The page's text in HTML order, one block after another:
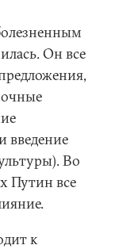
Он все
введение
Во
Путин все
к